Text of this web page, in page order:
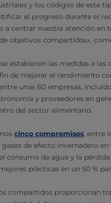
y los códigos de este
el progreso durante el
a centrar nuestra atención
objetivos compartidos»,
se establecen las medidas a
de mejorar el rendimiento
unas 60 empresas,
y proveedores en
del sector alimentario.
cinco compromisos, entre
de efecto invernadero
consumo de agua y la
prácticas en un 50 %
compartidos proporcionan